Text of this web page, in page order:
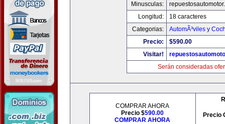
Minusculas:
Longitud:
18 caracteres
Categorias:
AutomÃ³viles y
Precio:
$590.00
Visitar!
Serán consideradas
COMPRAR AHORA
Precio $590.00
COMPRAR AHORA
Precio